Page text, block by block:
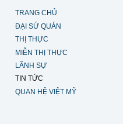
TRANG CHỦ
ĐẠI SỨ QUÁN
THỊ THỰC
MIỄN THỊ THỰC
LÃNH SỰ
TIN TỨC
QUAN HỆ VIỆT MỸ